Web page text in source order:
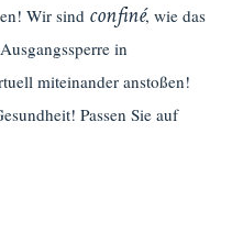
Wir sind confiné, wie das
in
miteinander anstoßen!
Passen Sie auf